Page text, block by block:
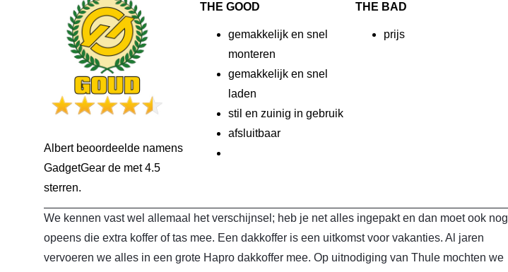
Albert beoordeelde namens
GadgetGear de met 4.5
sterren.
THE GOOD
gemakkelijk en snel
monteren
gemakkelijk en snel
laden
stil en zuinig in gebruik
afsluitbaar
THE BAD
prijs
We kennen vast wel allemaal het verschijnsel; heb je net alles ingepakt en dan moet ook nog
opeens die extra koffer of tas mee. Een dakkoffer is een uitkomst voor vakanties. Al jaren
vervoeren we alles in een grote Hapro dakkoffer mee. Op uitnodiging van Thule mochten we